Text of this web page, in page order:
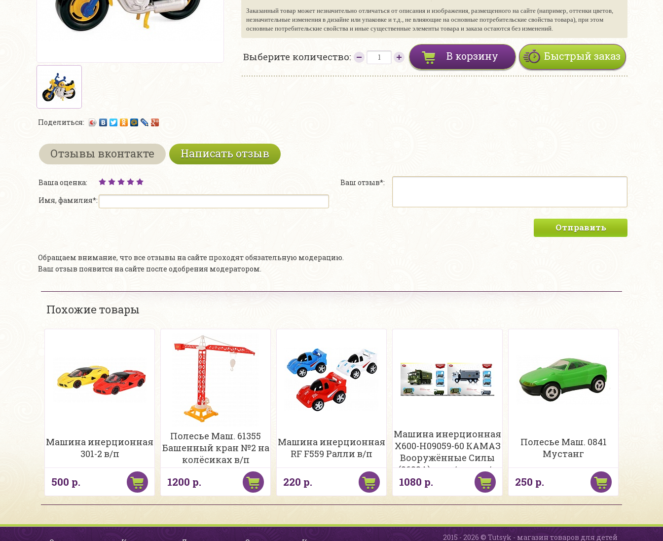
Поделиться:
Заказанный товар может незначительно отличаться от описания и изображения, размещенного на сайте (например, оттенки цветов,
незначительные изменения в дизайне или упаковке и т.д., не влияющие на основные потребительские свойства товара), при этом
основные потребительские свойства и иные существенные элементы товара и заказа остаются без изменений.
Выберите количество: Быстрый заказ
В корзину
Отзывы вконтакте Написать отзыв
Ваша оценка:
Имя, фамилия*:
Ваш отзыв*:
Отправить
Обращаем внимание, что все отзывы на сайте проходят обязательную модерацию.
Ваш отзыв появится на сайте после одобрения модератором.
Похожие товары
Машина инерционная
301-2 в/п
500 р.
Полесье Маш. 61355
Башенный кран №2 на
колёсиках в/п
1200 р.
Машина инерционная
RF F559 Ралли в/п
220 р.
Машина инерционная
X600-H09059-60 КАМАЗ
Вооружённые Силы
(9622A) свет/звук, в/к
1080 р.
Полесье Маш. 0841
Мустанг
250 р.
2015 - 2026 © Tutsyk - магазин товаров для детей